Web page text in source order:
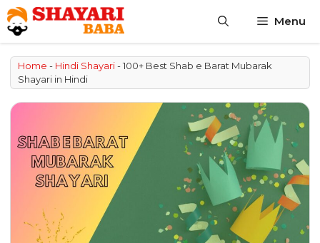
Skip
to
content
Menu
Home - Hindi Shayari-100+ Best Shab e Barat Mubarak
Shayari in Hindi